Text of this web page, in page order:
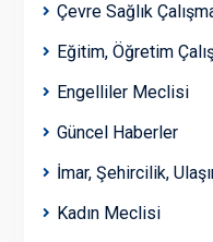
Çevre Sağlık
Eğitim, Öğretim
Engelliler Meclisi
Güncel Haberler
İmar, Şehircilik,
Kadın Meclisi